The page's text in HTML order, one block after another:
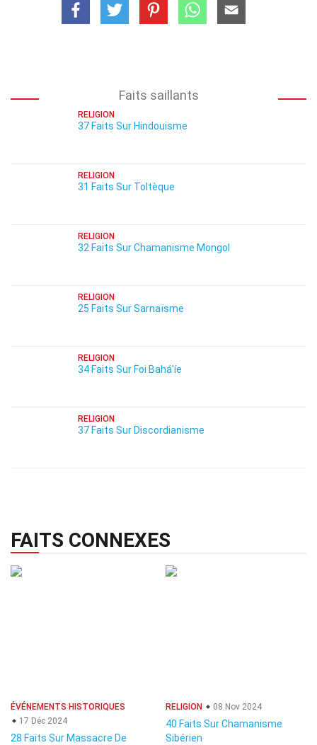
Faits saillants
RELIGION
37 Faits Sur Hindouisme
RELIGION
31 Faits Sur Toltèque
RELIGION
32 Faits Sur Chamanisme Mongol
RELIGION
25 Faits Sur Sarnaïsme
RELIGION
34 Faits Sur Foi Bahá'íe
RELIGION
37 Faits Sur Discordianisme
FAITS CONNEXES
ÉVÉNEMENTS HISTORIQUES
17 Déc 2024
28 Faits Sur Massacre De
RELIGION 08 Nov 2024
40 Faits Sur Chamanisme
Sibérien